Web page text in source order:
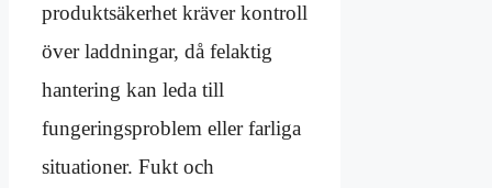
produktsäkerhet kräver kontroll
över laddningar, då felaktig
hantering kan leda till
fungeringsproblem eller farliga
situationer. Fukt och